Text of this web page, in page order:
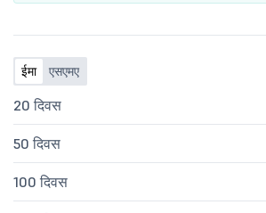
ईमा एसएमए
20 दिवस
50 दिवस
100 दिवस